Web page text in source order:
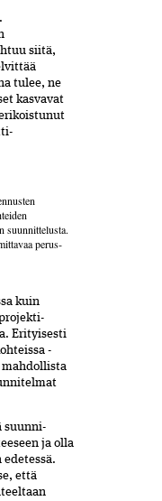
siitä,
tulee, ne
kasvavat
suunnittelusta.
perus­
kuin
projekti­
Erityisesti
mahdollista
suunni­
ja olla
­että